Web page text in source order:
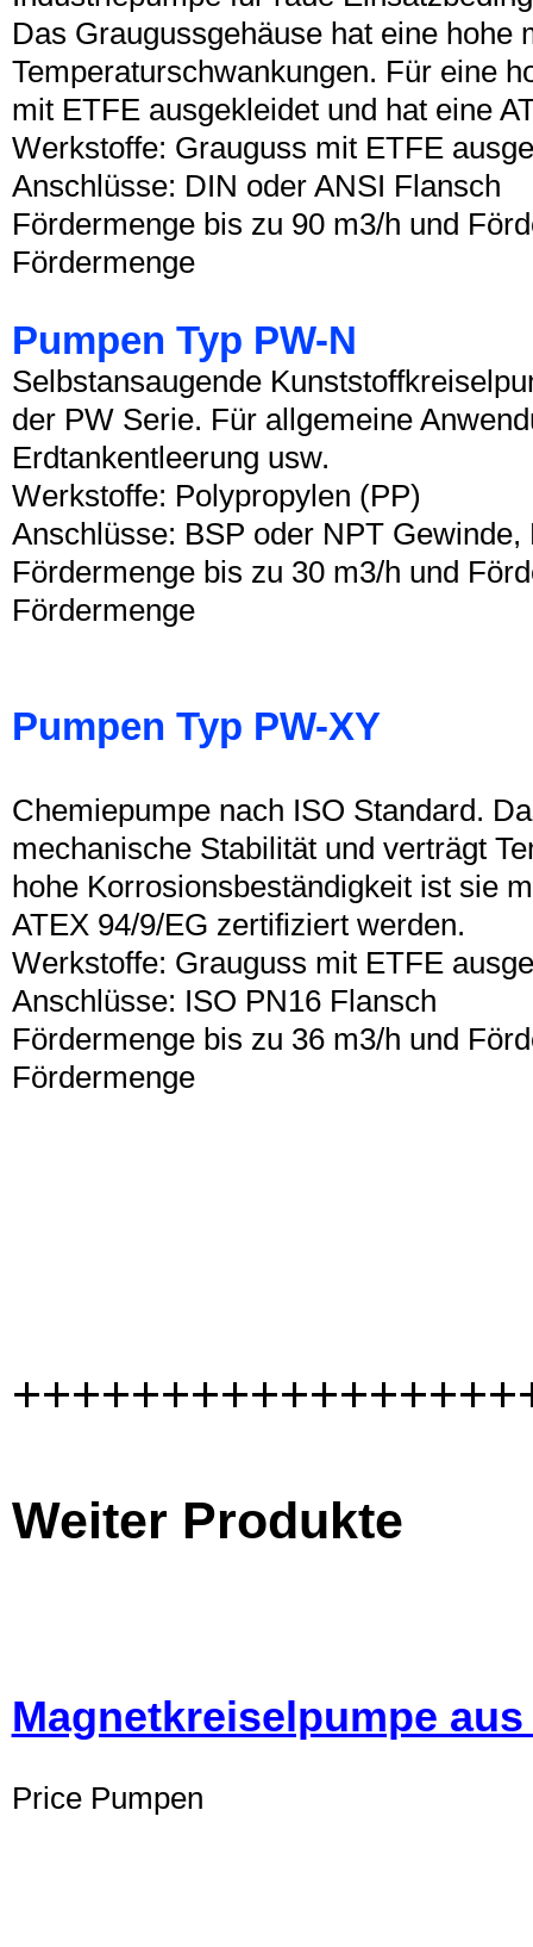
Das Graugussgehäuse hat eine hohe
Temperaturschwankungen. Für eine
mit ETFE ausgekleidet und hat eine
Werkstoffe: Grauguss mit ETFE
Anschlüsse: DIN oder ANSI Flansch
Fördermenge bis zu 90 m3/h und
Fördermenge
Pumpen Typ PW-N
Selbstansaugende
der PW Serie. Für allgemeine
Erdtankentleerung usw.
Werkstoffe: Polypropylen (PP)
Anschlüsse: BSP oder NPT
Fördermenge bis zu 30 m3/h und
Fördermenge
Pumpen Typ PW-XY
Chemiepumpe nach ISO Standard.
mechanische Stabilität und verträgt
hohe Korrosionsbeständigkeit ist sie
ATEX 94/9/EG zertifiziert werden.
Werkstoffe: Grauguss mit ETFE
Anschlüsse: ISO PN16 Flansch
Fördermenge bis zu 36 m3/h und
Fördermenge
Weiter Produkte
Magnetkreiselpumpe
Price Pumpen